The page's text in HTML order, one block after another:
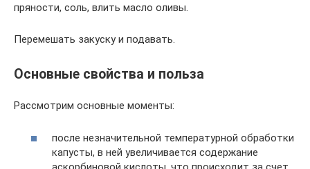
пряности, соль, влить масло оливы.
Перемешать закуску и подавать.
Основные свойства и польза
Рассмотрим основные моменты:
после незначительной температурной обработки
капусты, в ней увеличивается содержание